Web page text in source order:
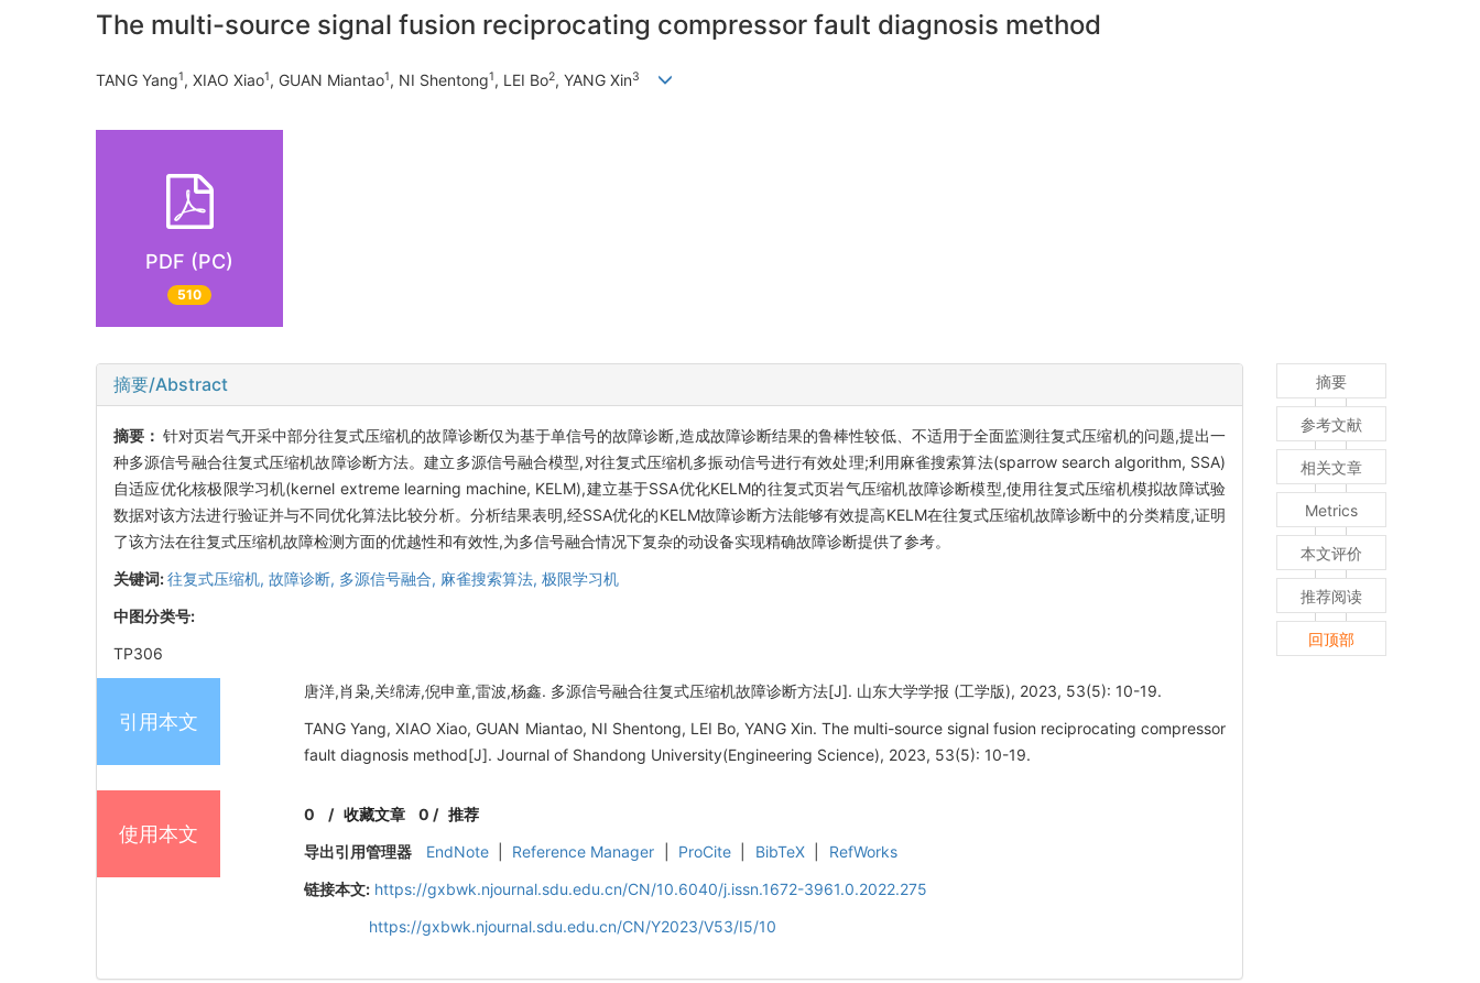
The multi-source signal fusion reciprocating compressor fault diagnosis method
TANG Yang1, XIAO Xiao1, GUAN Miantao1, NI Shentong1, LEI Bo2, YANG Xin3
PDF (PC)
510
摘要/Abstract
摘要：针对页岩气开采中部分往复式压缩机的故障诊断仅为基于单信号的故障诊断,造成故障诊断结果的鲁棒性较低、不适用于全面监测往复式压缩机的问题,提出一
种多源信号融合往复式压缩机故障诊断方法。建立多源信号融合模型,对往复式压缩机多振动信号进行有效处理;利用麻雀搜索算法(sparrow search algorithm, SSA)
自适应优化核极限学习机(kernel extreme learning machine, KELM),建立基于SSA优化KELM的往复式页岩气压缩机故障诊断模型,使用往复式压缩机模拟故障试验
数据对该方法进行验证并与不同优化算法比较分析。分析结果表明,经SSA优化的KELM故障诊断方法能够有效提高KELM在往复式压缩机故障诊断中的分类精度,证明
了该方法在往复式压缩机故障检测方面的优越性和有效性,为多信号融合情况下复杂的动设备实现精确故障诊断提供了参考。
关键词:往复式压缩机, 故障诊断, 多源信号融合, 麻雀搜索算法, 极限学习机
中图分类号:
TP306
引用本文
唐洋,肖枭,关绵涛,倪申童,雷波,杨鑫. 多源信号融合往复式压缩机故障诊断方法[J]. 山东大学学报 (工学版), 2023, 53(5): 10-19.
TANG Yang, XIAO Xiao, GUAN Miantao, NI Shentong, LEI Bo, YANG Xin. The multi-source signal fusion reciprocating compressor
fault diagnosis method[J]. Journal of Shandong University(Engineering Science), 2023, 53(5): 10-19.
使用本文
0 /收藏文章 0 / 推荐
导出引用管理器
EndNote Reference Manager ProCite BibTeX
RefWorks
链接本文: https://gxbwk.njournal.sdu.edu.cn/CN/10.6040/j.issn.1672-3961.0.2022.275
https://gxbwk.njournal.sdu.edu.cn/CN/Y2023/V53/I5/10
摘要
参考文献
相关文章
Metrics
本文评价
推荐阅读
回顶部